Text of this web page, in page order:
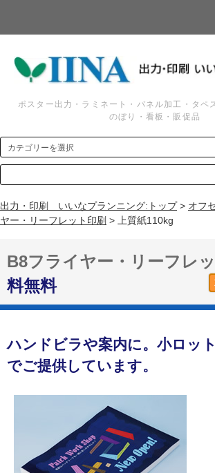
ポスター出力・ラミネート・パネル加工・タペ
のぼり・看板・販促品
出力・印刷 いいなプランニング:トップ> オフ
ヤー・リーフレット印刷 > 上質紙110kg
B8フライヤー・リーフレ
料無料
ハンドビラや案内に。小ロッ
でご提供しています。